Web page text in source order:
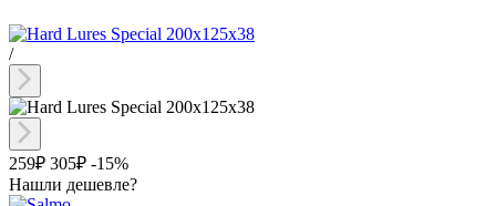
/
259₽ 305₽ -15%
Нашли дешевле?